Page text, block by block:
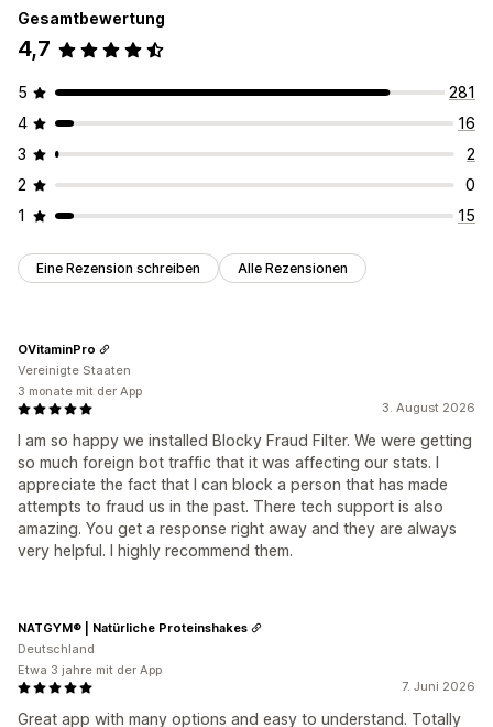
Gesamtbewertung
4,7
5
281
4
16
3
2
2
0
1
15
Eine Rezension schreiben Alle Rezensionen
3. August 2026
I am so happy we installed Blocky Fraud Filter. We were getting
so much foreign bot traffic that it was affecting our stats. I
appreciate the fact that I can block a person that has made
attempts to fraud us in the past. There tech support is also
amazing. You get a response right away and they are always
very helpful. I highly recommend them.
OVitaminPro
Vereinigte Staaten
3 monate mit der App
7. Juni 2026
Great app with many options and easy to understand. Totally
NATGYM® | Natürliche Proteinshakes
Deutschland
Etwa 3 jahre mit der App